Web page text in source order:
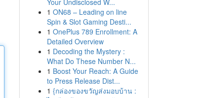
Your Undisclosed W...
1 ON68 – Leading on line
Spin & Slot Gaming Desti...
1 OnePlus 789 Enrollment: A
Detailed Overview
1 Decoding the Mystery :
What Do These Number N...
1 Boost Your Reach: A Guide
to Press Release Dist...
1 {กล่องของขวัญส่งมอบบ้าน :